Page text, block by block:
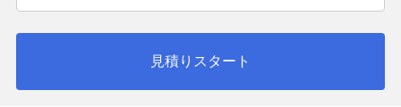
見積りスタート